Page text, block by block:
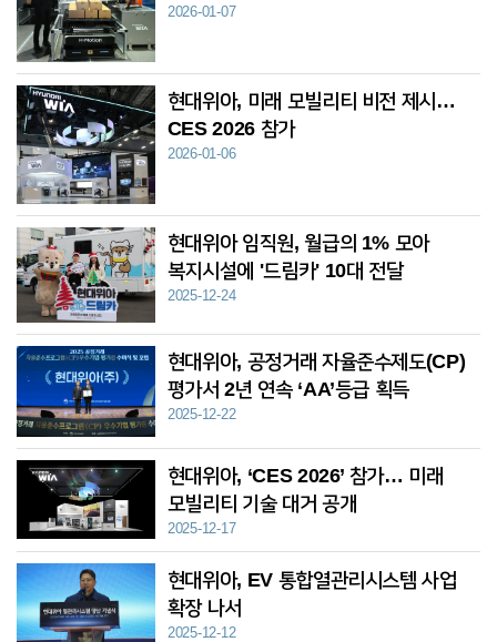
2026-01-07
현대위아, 미래 모빌리티 비전 제시…
CES 2026 참가
2026-01-06
현대위아 임직원, 월급의 1% 모아
복지시설에 '드림카' 10대 전달
2025-12-24
현대위아, 공정거래 자율준수제도(CP)
평가서 2년 연속 ‘AA’등급 획득
2025-12-22
현대위아, ‘CES 2026’ 참가… 미래
모빌리티 기술 대거 공개
2025-12-17
현대위아, EV 통합열관리시스템 사업
확장 나서
2025-12-12